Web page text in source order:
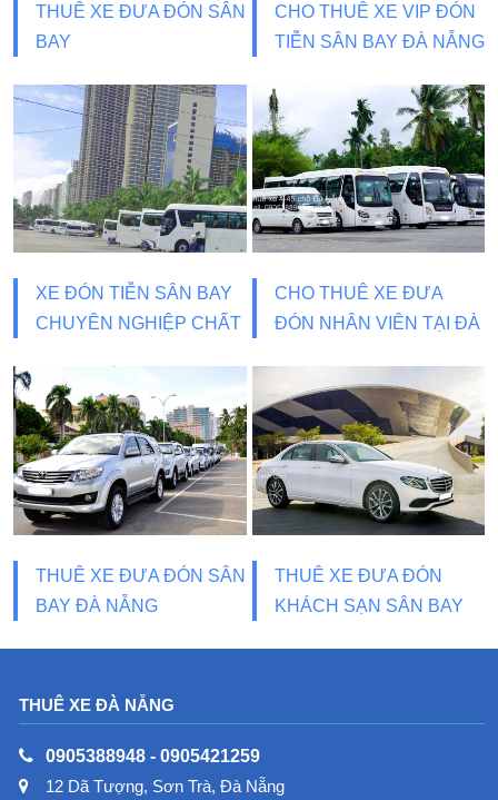
THUÊ XE ĐƯA ĐÓN SÂN
BAY
CHO THUÊ XE VIP ĐÓN
TIỄN SÂN BAY ĐÀ NẴNG
XE ĐÓN TIỄN SÂN BAY
CHUYÊN NGHIỆP CHẤT
CHO THUÊ XE ĐƯA
ĐÓN NHÂN VIÊN TẠI ĐÀ
THUÊ XE ĐƯA ĐÓN SÂN
BAY ĐÀ NẴNG
THUÊ XE ĐƯA ĐÓN
KHÁCH SẠN SÂN BAY
THUÊ XE ĐÀ NẴNG
0905388948 - 0905421259
12 Dã Tượng, Sơn Trà, Đà Nẵng